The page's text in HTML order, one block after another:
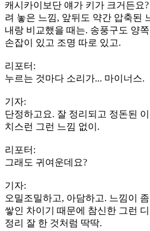
캐시카이보단 얘가 키가 크거든요
려 놓은 느낌, 앞뒤도 약간 압축된
내랑 비교했을 때는. 송풍구도 양
손잡이 있고 조명 따로 있고.
리포터:
누르는 것마다 소리가... 마이너스.
기자:
단정하고요. 잘 정리되고 정돈된
치스런 그런 느낌 없이.
리포터:
그래도 귀여운데요?
기자:
오밀조밀하고, 아담하고. 느낌이
쌓인 차이기 때문에 참신한 그런
정리 잘 한 것처럼 딱딱.